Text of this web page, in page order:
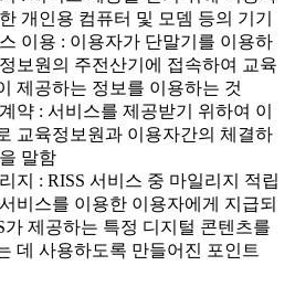
개인용 컴퓨터 및 모뎀 등의 기기
이용 : 이용자가 단말기를 이용하
보원의 주전산기에 접속하여 교육
제공하는 정보를 이용하는 것
약 : 서비스를 제공받기 위하여 이
교육정보원과 이용자간의 체결하
말함
지 : RISS 서비스 중 마일리지 적립
비스를 이용한 이용자에게 지급되
가 제공하는 특정 디지털 콘텐츠를
데 사용하도록 만들어진 포인트